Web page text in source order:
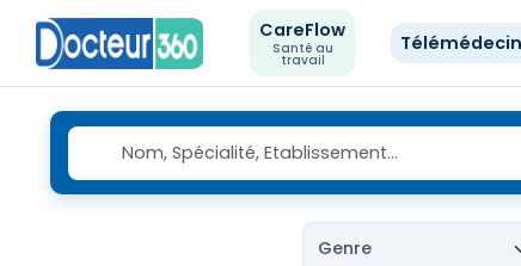
CareFlow
Santé au
travail